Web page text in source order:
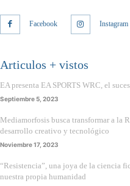
Facebook Instagram
Articulos + vistos
EA presenta EA SPORTS WRC, el
Septiembre 5, 2023
Mediamorfosis busca transformar a la
desarrollo creativo y tecnológico
Noviembre 17, 2023
“Resistencia”, una joya de la ciencia
nuestra propia humanidad